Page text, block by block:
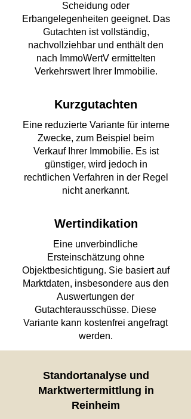
Scheidung oder
Erbangelegenheiten geeignet. Das
Gutachten ist vollständig,
nachvollziehbar und enthält den
nach ImmoWertV ermittelten
Verkehrswert Ihrer Immobilie.
Kurzgutachten
Eine reduzierte Variante für interne
Zwecke, zum Beispiel beim
Verkauf Ihrer Immobilie. Es ist
günstiger, wird jedoch in
rechtlichen Verfahren in der Regel
nicht anerkannt.
Wertindikation
Eine unverbindliche
Ersteinschätzung ohne
Objektbesichtigung. Sie basiert auf
Marktdaten, insbesondere aus den
Auswertungen der
Gutachterausschüsse. Diese
Variante kann kostenfrei angefragt
werden.
Standortanalyse und
Marktwertermittlung in
Reinheim